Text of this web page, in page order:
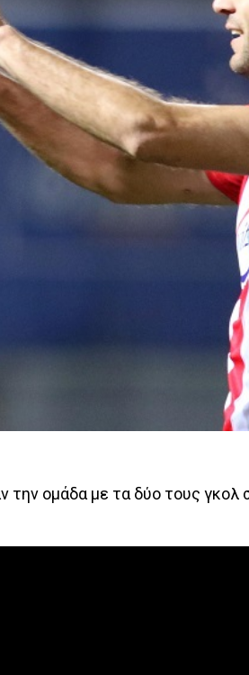
την ομάδα με τα δύο τους γκολ